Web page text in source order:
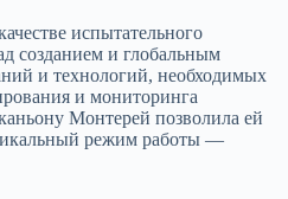
испытательного
созданием и глобальным
и технологий, необходимых
и мониторинга
Монтерей позволила ей
режим работы —